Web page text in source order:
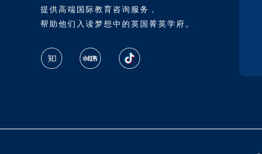
提供高端国际教育咨询服务，
帮助他们入读梦想中的英国菁英学府。